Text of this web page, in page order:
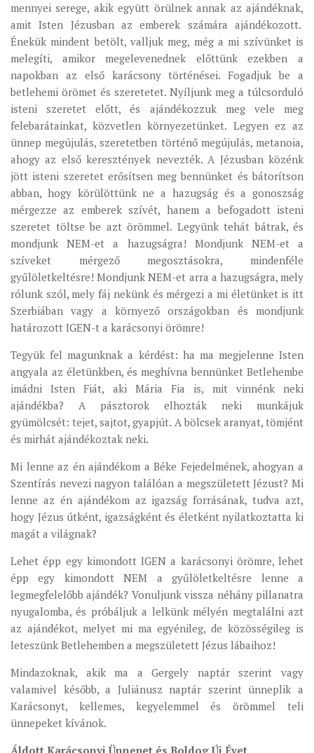
mennyei serege, akik együtt örülnek annak az ajándéknak,
amit Isten Jézusban az emberek számára ajándékozott.
Énekük mindent betölt, valljuk meg, még a mi szívünket is
melegíti, amikor megelevenednek előttünk ezekben a
napokban az első karácsony történései. Fogadjuk be a
betlehemi örömet és szeretetet. Nyíljunk meg a túlcsorduló
isteni szeretet előtt, és ajándékozzuk meg vele meg
felebarátainkat, közvetlen környezetünket. Legyen ez az
ünnep megújulás, szeretetben történő megújulás, metanoia,
ahogy az első keresztények nevezték. A Jézusban közénk
jött isteni szeretet erősítsen meg bennünket és bátorítson
abban, hogy körülöttünk ne a hazugság és a gonoszság
mérgezze az emberek szívét, hanem a befogadott isteni
szeretet töltse be azt örömmel. Legyünk tehát bátrak, és
mondjunk NEM-et a hazugságra! Mondjunk NEM-et a
szíveket mérgező megosztásokra, mindenféle
gyűlöletkeltésre! Mondjunk NEM-et arra a hazugságra, mely
rólunk szól, mely fáj nekünk és mérgezi a mi életünket is itt
Szerbiában vagy a környező országokban és mondjunk
határozott IGEN-t a karácsonyi örömre!
Tegyük fel magunknak a kérdést: ha ma megjelenne Isten
angyala az életünkben, és meghívna bennünket Betlehembe
imádni Isten Fiát, aki Mária Fia is, mit vinnénk neki
ajándékba? A pásztorok elhozták neki munkájuk
gyümölcsét: tejet, sajtot, gyapjút. A bölcsek aranyat, tömjént
és mirhát ajándékoztak neki.
Mi lenne az én ajándékom a Béke Fejedelmének, ahogyan a
Szentírás nevezi nagyon találóan a megszületett Jézust? Mi
lenne az én ajándékom az igazság forrásának, tudva azt,
hogy Jézus útként, igazságként és életként nyilatkoztatta ki
magát a világnak?
Lehet épp egy kimondott IGEN a karácsonyi örömre, lehet
épp egy kimondott NEM a gyűlöletkeltésre lenne a
legmegfelelőbb ajándék? Vonuljunk vissza néhány pillanatra
nyugalomba, és próbáljuk a lelkünk mélyén megtalálni azt
az ajándékot, melyet mi ma egyénileg, de közösségileg is
leteszünk Betlehemben a megszületett Jézus lábaihoz!
Mindazoknak, akik ma a Gergely naptár szerint vagy
valamivel később, a Juliánusz naptár szerint ünneplik a
Karácsonyt, kellemes, kegyelemmel és örömmel teli
ünnepeket kívánok.